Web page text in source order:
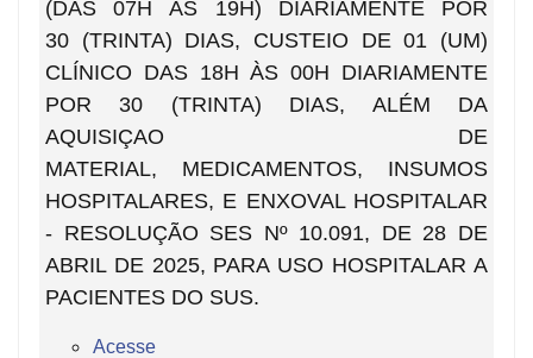
(DAS 07H ÀS 19H) DIARIAMENTE POR
30 (TRINTA) DIAS, CUSTEIO DE 01 (UM)
CLÍNICO DAS 18H ÀS 00H DIARIAMENTE
POR 30 (TRINTA) DIAS, ALÉM DA
AQUISIÇAO DE
MATERIAL, MEDICAMENTOS, INSUMOS
HOSPITALARES, E ENXOVAL HOSPITALAR
- RESOLUÇÃO SES Nº 10.091, DE 28 DE
ABRIL DE 2025, PARA USO HOSPITALAR A
PACIENTES DO SUS.
Acesse